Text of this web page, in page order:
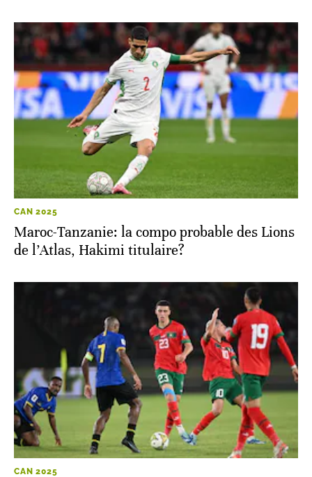
CAN 2025
Maroc-Tanzanie: la compo probable des Lions
de l’Atlas, Hakimi titulaire?
CAN 2025